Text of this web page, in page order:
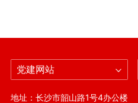
党建网站
地址：长沙市韶山路1号4办公楼